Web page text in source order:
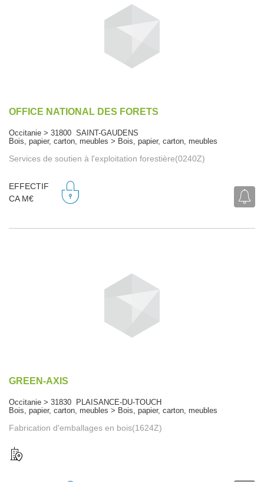
OFFICE NATIONAL DES FORETS
Occitanie > 31800 SAINT-GAUDENS
Bois, papier, carton, meubles > Bois, papier, carton, meubles
Services de soutien à l'exploitation forestière(0240Z)
EFFECTIF
CA M€
GREEN-AXIS
Occitanie > 31830 PLAISANCE-DU-TOUCH
Bois, papier, carton, meubles > Bois, papier, carton, meubles
Fabrication d'emballages en bois(1624Z)